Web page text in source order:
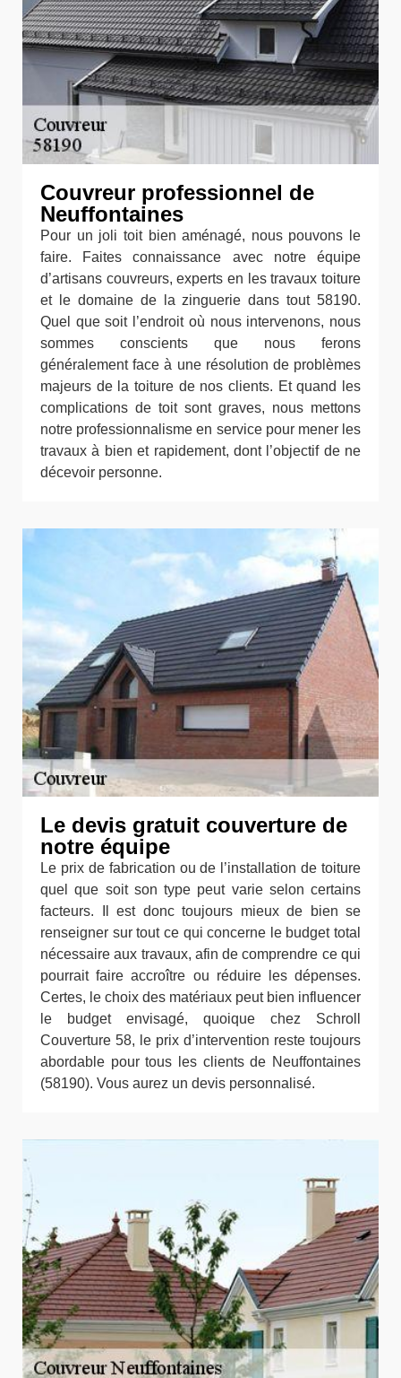
Couvreur professionnel de
Neuffontaines
Pour un joli toit bien aménagé, nous pouvons le
faire. Faites connaissance avec notre équipe
d’artisans couvreurs, experts en les travaux toiture
et le domaine de la zinguerie dans tout 58190.
Quel que soit l’endroit où nous intervenons, nous
sommes conscients que nous ferons
généralement face à une résolution de problèmes
majeurs de la toiture de nos clients. Et quand les
complications de toit sont graves, nous mettons
notre professionnalisme en service pour mener les
travaux à bien et rapidement, dont l’objectif de ne
décevoir personne.
Le devis gratuit couverture de
notre équipe
Le prix de fabrication ou de l’installation de toiture
quel que soit son type peut varie selon certains
facteurs. Il est donc toujours mieux de bien se
renseigner sur tout ce qui concerne le budget total
nécessaire aux travaux, afin de comprendre ce qui
pourrait faire accroître ou réduire les dépenses.
Certes, le choix des matériaux peut bien influencer
le budget envisagé, quoique chez Schroll
Couverture 58, le prix d’intervention reste toujours
abordable pour tous les clients de Neuffontaines
(58190). Vous aurez un devis personnalisé.